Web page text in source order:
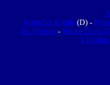
Kristoffer Kjelde (D) -
Bo Nielsen- Martin Dons